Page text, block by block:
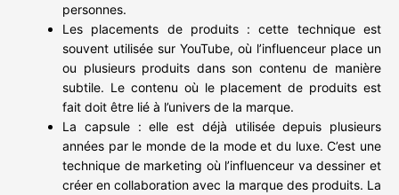
personnes.
Les placements de produits : cette technique est
souvent utilisée sur YouTube, où l’influenceur place un
ou plusieurs produits dans son contenu de manière
subtile. Le contenu où le placement de produits est
fait doit être lié à l’univers de la marque.
La capsule : elle est déjà utilisée depuis plusieurs
années par le monde de la mode et du luxe. C’est une
technique de marketing où l’influenceur va dessiner et
créer en collaboration avec la marque des produits. La